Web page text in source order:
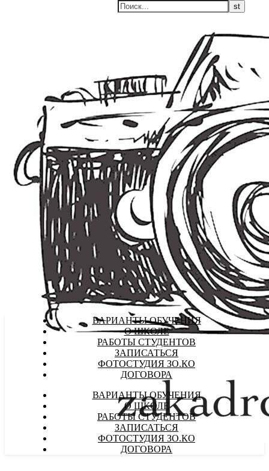
ВАРИАНТЫ ОБУЧЕНИЯ
О ШКОЛЕ
РАБОТЫ СТУДЕНТОВ
ЗАПИСАТЬСЯ
ФОТОСТУДИЯ ЗО.КО
ДОГОВОРА
ВАРИАНТЫ ОБУЧЕНИЯ
О ШКОЛЕ
РАБОТЫ СТУДЕНТОВ
ЗАПИСАТЬСЯ
ФОТОСТУДИЯ ЗО.КО
ДОГОВОРА